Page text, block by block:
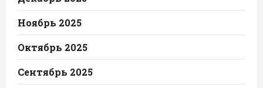
Ноябрь 2025
Октябрь 2025
Сентябрь 2025